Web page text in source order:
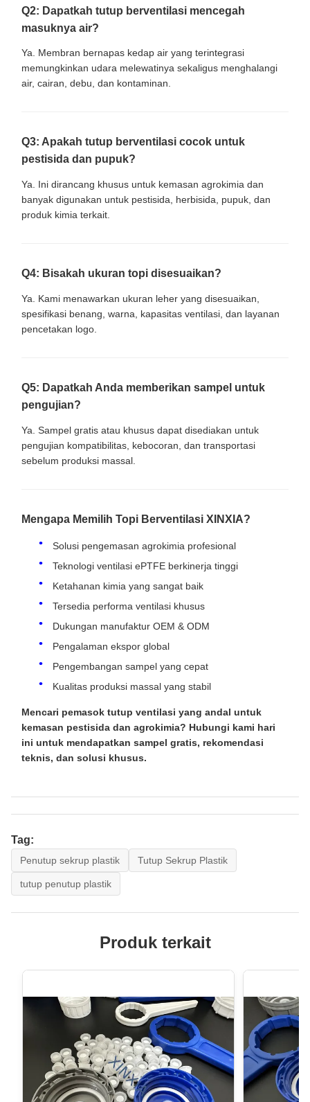
Q2: Dapatkah tutup berventilasi mencegah
masuknya air?
Ya. Membran bernapas kedap air yang terintegrasi
memungkinkan udara melewatinya sekaligus menghalangi
air, cairan, debu, dan kontaminan.
Q3: Apakah tutup berventilasi cocok untuk
pestisida dan pupuk?
Ya. Ini dirancang khusus untuk kemasan agrokimia dan
banyak digunakan untuk pestisida, herbisida, pupuk, dan
produk kimia terkait.
Q4: Bisakah ukuran topi disesuaikan?
Ya. Kami menawarkan ukuran leher yang disesuaikan,
spesifikasi benang, warna, kapasitas ventilasi, dan layanan
pencetakan logo.
Q5: Dapatkah Anda memberikan sampel untuk
pengujian?
Ya. Sampel gratis atau khusus dapat disediakan untuk
pengujian kompatibilitas, kebocoran, dan transportasi
sebelum produksi massal.
Mengapa Memilih Topi Berventilasi XINXIA?
Solusi pengemasan agrokimia profesional
Teknologi ventilasi ePTFE berkinerja tinggi
Ketahanan kimia yang sangat baik
Tersedia performa ventilasi khusus
Dukungan manufaktur OEM & ODM
Pengalaman ekspor global
Pengembangan sampel yang cepat
Kualitas produksi massal yang stabil
Mencari pemasok tutup ventilasi yang andal untuk
kemasan pestisida dan agrokimia? Hubungi kami hari
ini untuk mendapatkan sampel gratis, rekomendasi
teknis, dan solusi khusus.
Tag:
Penutup sekrup plastik Tutup Sekrup Plastik
tutup penutup plastik
Produk terkait